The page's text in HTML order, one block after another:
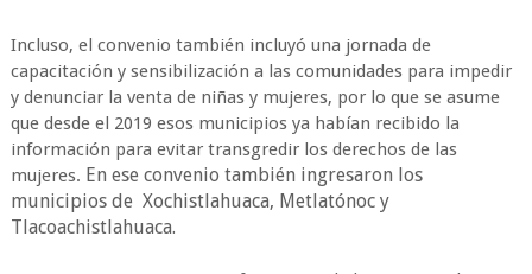
Incluso, el convenio también incluyó una jornada de
capacitación y sensibilización a las comunidades para impedir
y denunciar la venta de niñas y mujeres, por lo que se asume
que desde el 2019 esos municipios ya habían recibido la
información para evitar transgredir los derechos de las
mujeres. En ese convenio también ingresaron los
municipios de Xochistlahuaca, Metlatónoc y
Tlacoachistlahuaca.